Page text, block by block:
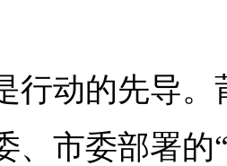
行动的先导
、市委部署的